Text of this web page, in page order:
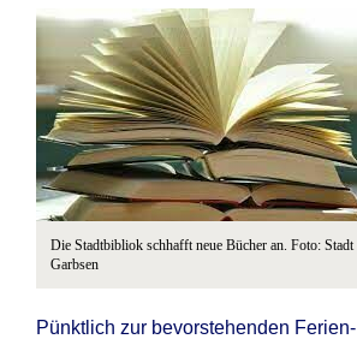
Die Stadtbibliok schhafft neue Bücher an. Foto: Stadt
Garbsen
Pünktlich zur bevorstehenden